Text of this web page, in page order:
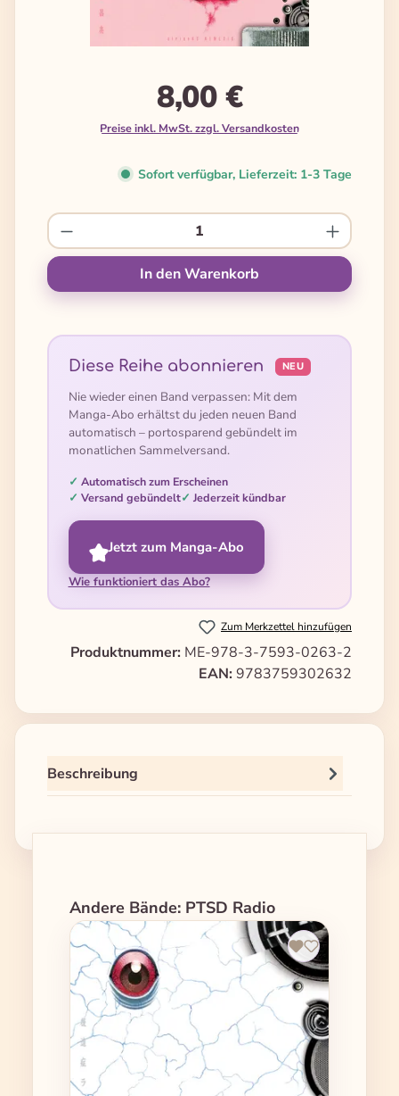
8,00 €
Preise inkl. MwSt. zzgl. Versandkosten
Sofort verfügbar, Lieferzeit: 1-3 Tage
Produkt Anzahl: Gib den gewünschten
In den Warenkorb
Diese Reihe abonnieren NEU
Nie wieder einen Band verpassen: Mit dem
Manga-Abo erhältst du jeden neuen Band
automatisch – portosparend gebündelt im
monatlichen Sammelversand.
Automatisch zum Erscheinen
Versand gebündelt
Jederzeit kündbar
Jetzt zum Manga-Abo
Wie funktioniert das Abo?
Zum Merkzettel hinzufügen
Produktnummer: ME-978-3-7593-0263-2
EAN: 9783759302632
Beschreibung
Produktgalerie überspringen
Andere Bände: PTSD Radio